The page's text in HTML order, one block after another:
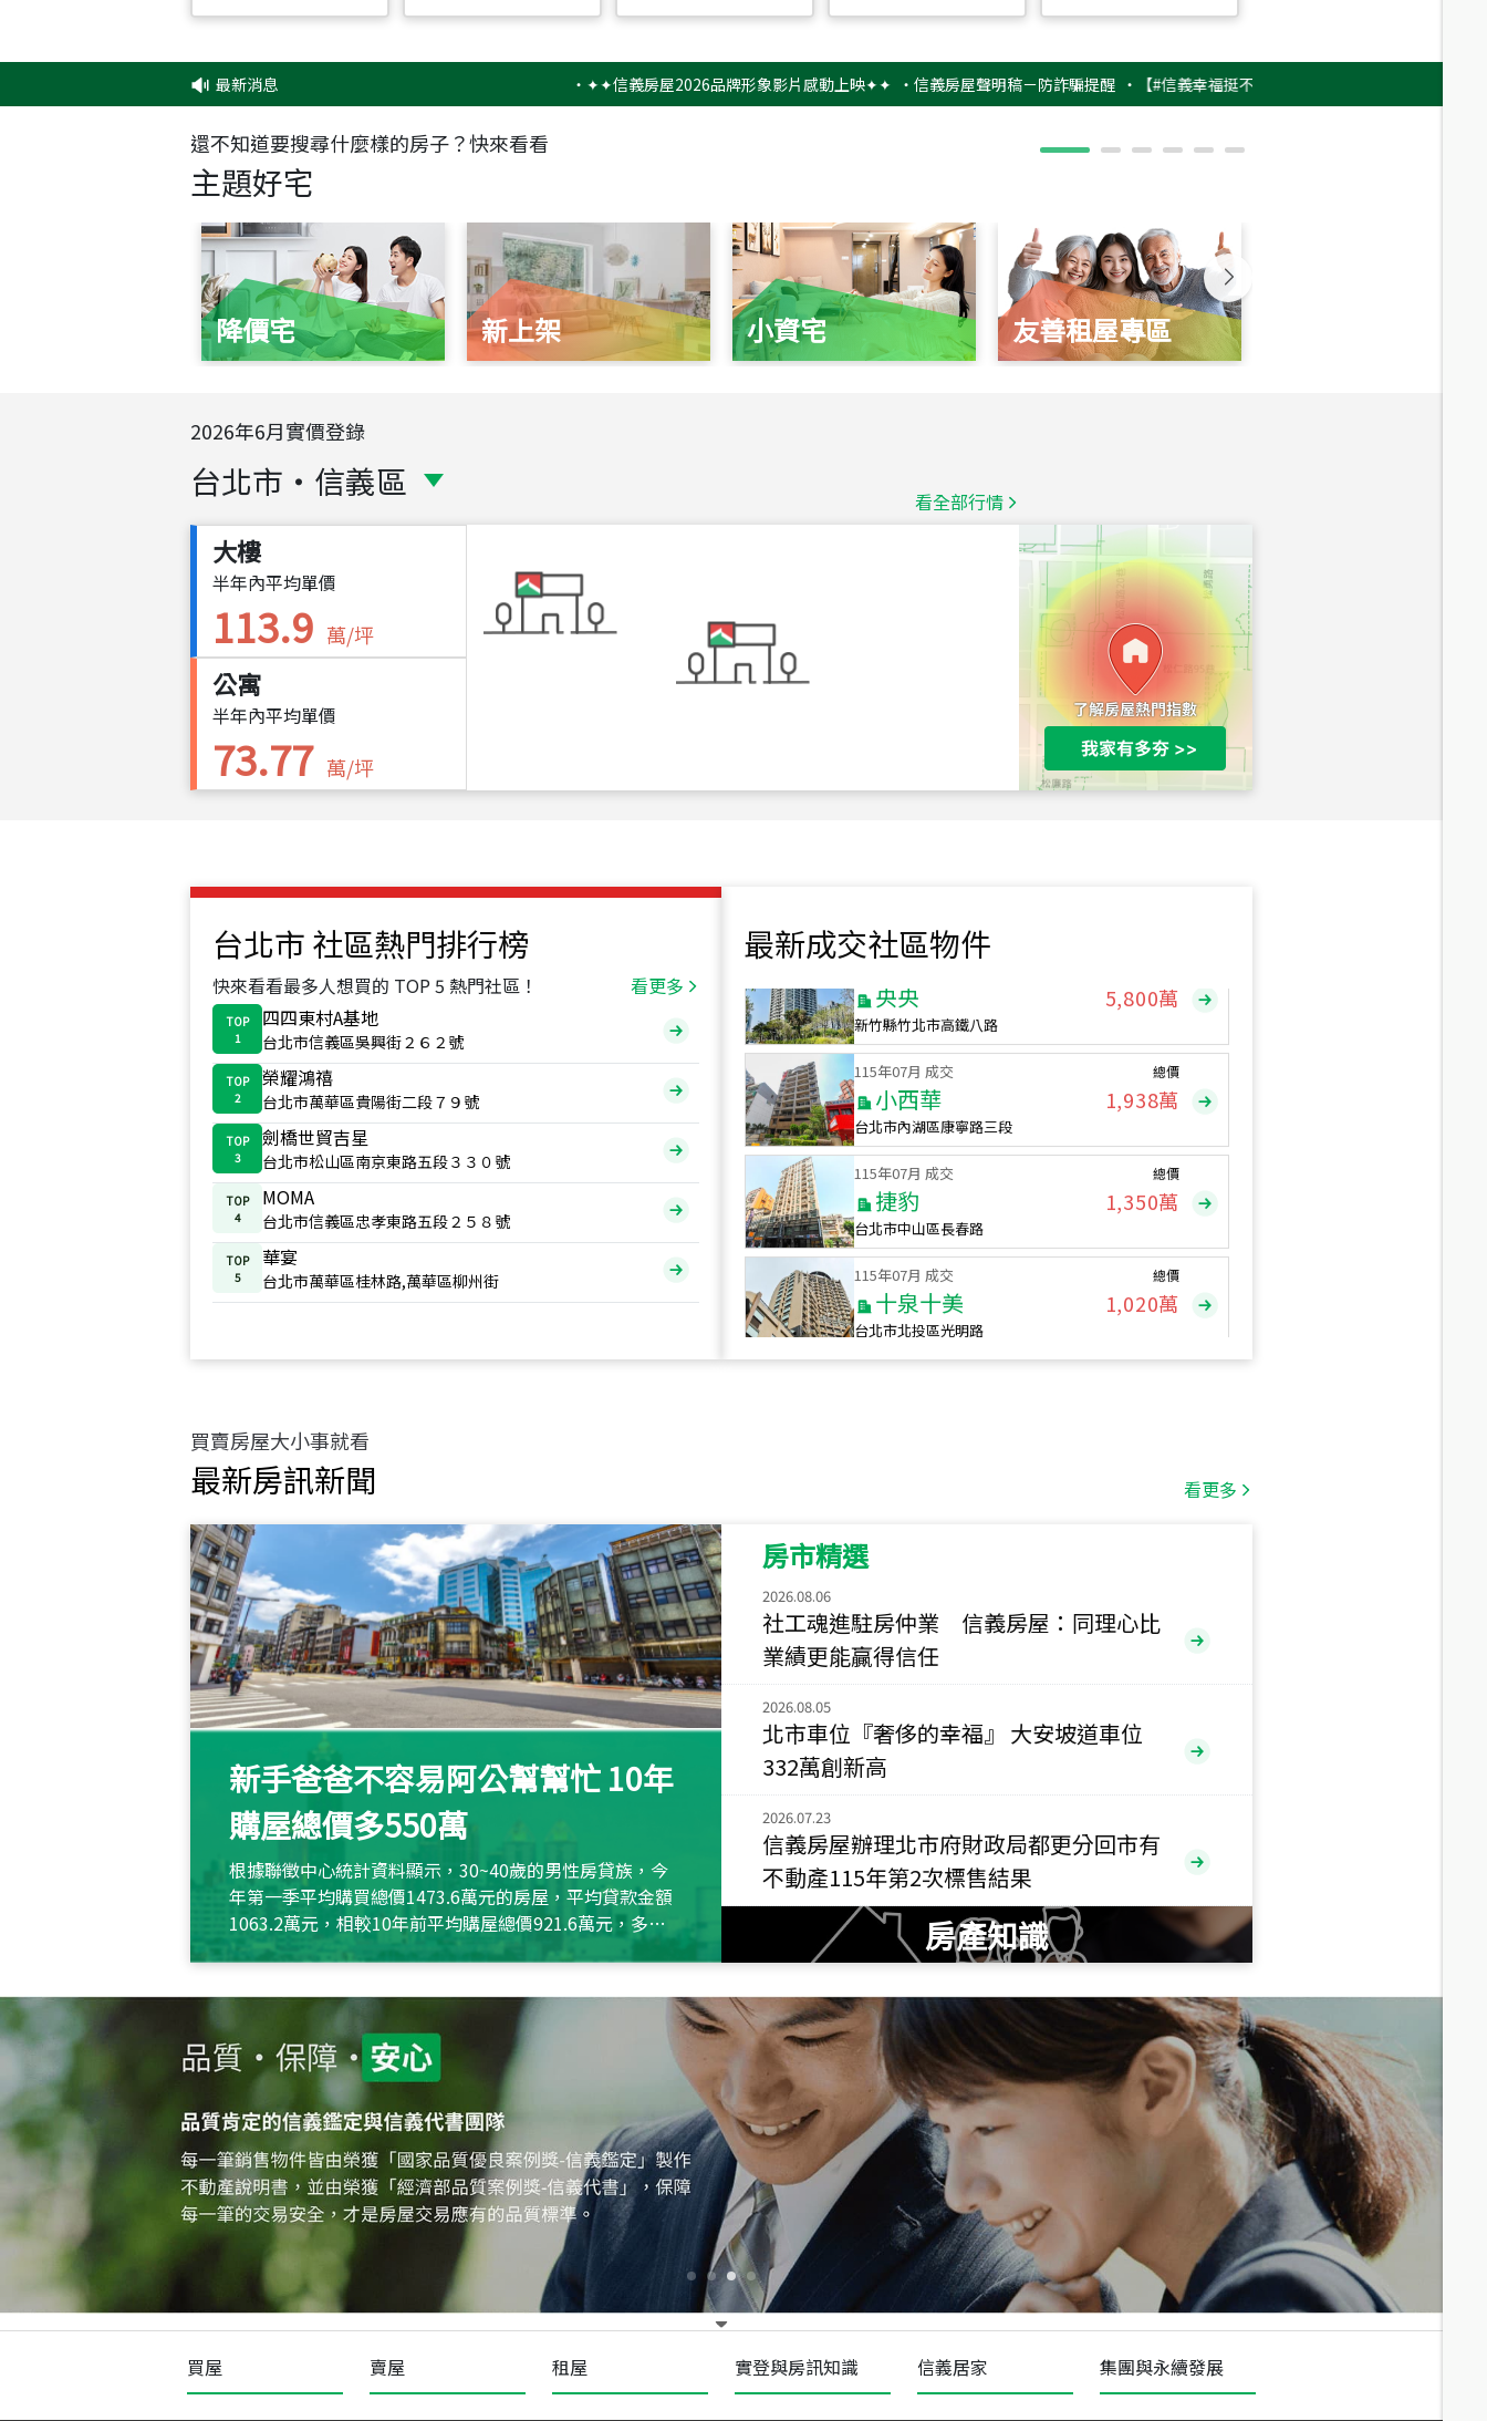
最新消息 ✦✦信義房屋2026品牌形象影片感動上映✦✦ ‧信義房屋聲明稿－防詐騙提醒 ‧【#信義幸福挺不同】用實力，讓升職免抽號碼牌！最新雇
還不知道要搜尋什麼樣的房子？快來看看
主題好宅
降價宅 新上架 小資宅 友善租屋專區
2026年6月實價登錄
台北市 ・ 信義區 看全部行情
大樓
半年內平均單價
113.9 萬/坪
公寓
半年內平均單價
73.77 萬/坪
台北市 社區熱門排行榜
快來看看最多人想買的 TOP 5 熱門社區！ 看更多
TOP
1
四四東村A基地
台北市信義區吳興街２６２號
TOP
2
榮耀鴻禧
台北市萬華區貴陽街二段７９號
TOP
3
劍橋世貿吉星
台北市松山區南京東路五段３３０號
TOP
4
MOMA
台北市信義區忠孝東路五段２５８號
TOP
5
華宴
台北市萬華區桂林路,萬華區柳州街
最新成交社區物件
總價
1,020萬
總價
490萬
新竹市新竹市慈祥路
總價
1,808萬
115年07月 成交
央央
新竹縣竹北市高鐵八路
115年07月 成交
小西華
台北市內湖區康寧路三段
總價
1,938萬
115年07月 成交
捷豹
台北市中山區長春路
總價
1,350萬
115年07月 成交
十泉十美
台北市北投區光明路
總價
1,020萬
115
新北市永和區環河西路二段
115年07月 成交
央央 5,800萬
115年
小西華
115年07月 成交
捷豹
台北市中山區長春路
總價
115年07月 成交
十泉十美
台北市北投區光明路
總價
1,020 萬
年 07 月 成交
四維天廈
新竹市新竹市四維路
總價
490萬
115 月 成交
菁英典藏
新竹市新竹市慈祥路
1,808萬
買賣房屋大小事就看
最新房訊新聞 看更多
新手爸爸不容易阿公幫幫忙 10年
購屋總價多550萬
根據聯徵中心統計資料顯示，30~40歲的男性房貸族，今
年第一季平均購買總價1473.6萬元的房屋，平均貸款金額
1063.2萬元，相較10年前平均購屋總價921.6萬元，多出
約550萬元，且貸款金額也多
房市精選
2026.08.06
社工魂進駐房仲業 信義房屋：同理心比
業績更能贏得信任
2026.08.05
北市車位『奢侈的幸福』 大安坡道車位
332萬創新高
2026.07.23
信義房屋辦理北市府財政局都更分回市有
不動產115年第2次標售結果
房產知識
買屋 賣屋 租屋 實登與房訊知識 信義居家 集團與永續發展